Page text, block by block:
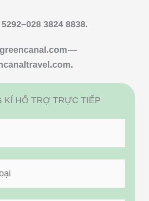
3824 8838.
—
.
KÍ HỖ TRỢ TRỰC TIẾP